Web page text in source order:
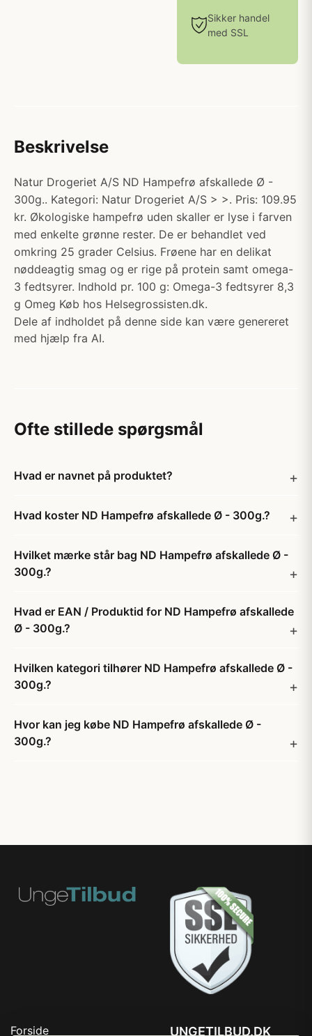
Sikker handel
med SSL
Beskrivelse
Natur Drogeriet A/S ND Hampefrø afskallede Ø -
300g.. Kategori: Natur Drogeriet A/S > >. Pris: 109.95
kr. Økologiske hampefrø uden skaller er lyse i farven
med enkelte grønne rester. De er behandlet ved
omkring 25 grader Celsius. Frøene har en delikat
nøddeagtig smag og er rige på protein samt omega-
3 fedtsyrer. Indhold pr. 100 g: Omega-3 fedtsyrer 8,3
g Omeg Køb hos Helsegrossisten.dk.
Dele af indholdet på denne side kan være genereret
med hjælp fra AI.
Ofte stillede spørgsmål
Hvad er navnet på produktet?
Hvad koster ND Hampefrø afskallede Ø - 300g.?
Hvilket mærke står bag ND Hampefrø afskallede Ø -
300g.?
Hvad er EAN / Produktid for ND Hampefrø afskallede
Ø - 300g.?
Hvilken kategori tilhører ND Hampefrø afskallede Ø -
300g.?
Hvor kan jeg købe ND Hampefrø afskallede Ø -
300g.?
Forside UNGETILBUD.DK